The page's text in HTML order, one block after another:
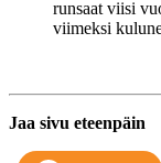
runsaat viisi
viimeksi
Jaa sivu eteenpäin